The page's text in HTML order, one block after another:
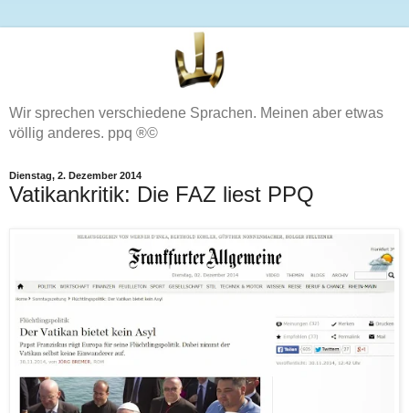
Wir sprechen verschiedene Sprachen. Meinen aber etwas
völlig anderes. ppq ®©
Dienstag, 2. Dezember 2014
Vatikankritik: Die FAZ liest PPQ